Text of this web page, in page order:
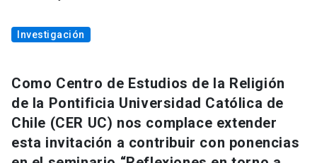
Investigación
Como Centro de Estudios de la Religión
de la Pontificia Universidad Católica de
Chile (CER UC) nos complace extender
esta invitación a contribuir con ponencias